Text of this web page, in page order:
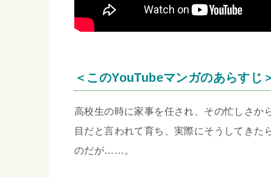
＜このYouTubeマンガのあらすじ
高校生の時に家事を任され、その忙しさか
目だと言われて育ち、実際にそうしてきた
のだが……。